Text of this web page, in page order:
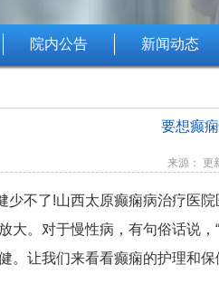
院内公告 新闻动态
要想癫
来源： 更
少不了!山西太原癫痫病治疗医院
大。对于慢性病，有句俗话说
。让我们来看看癫痫的护理和保